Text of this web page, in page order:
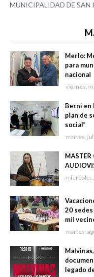
MUNICIPALIDAD DE SAN
Merlo:
para
nacional
viernes,
Berni en
plan de
social”
martes,
MASTER
20
mil
martes,
legado